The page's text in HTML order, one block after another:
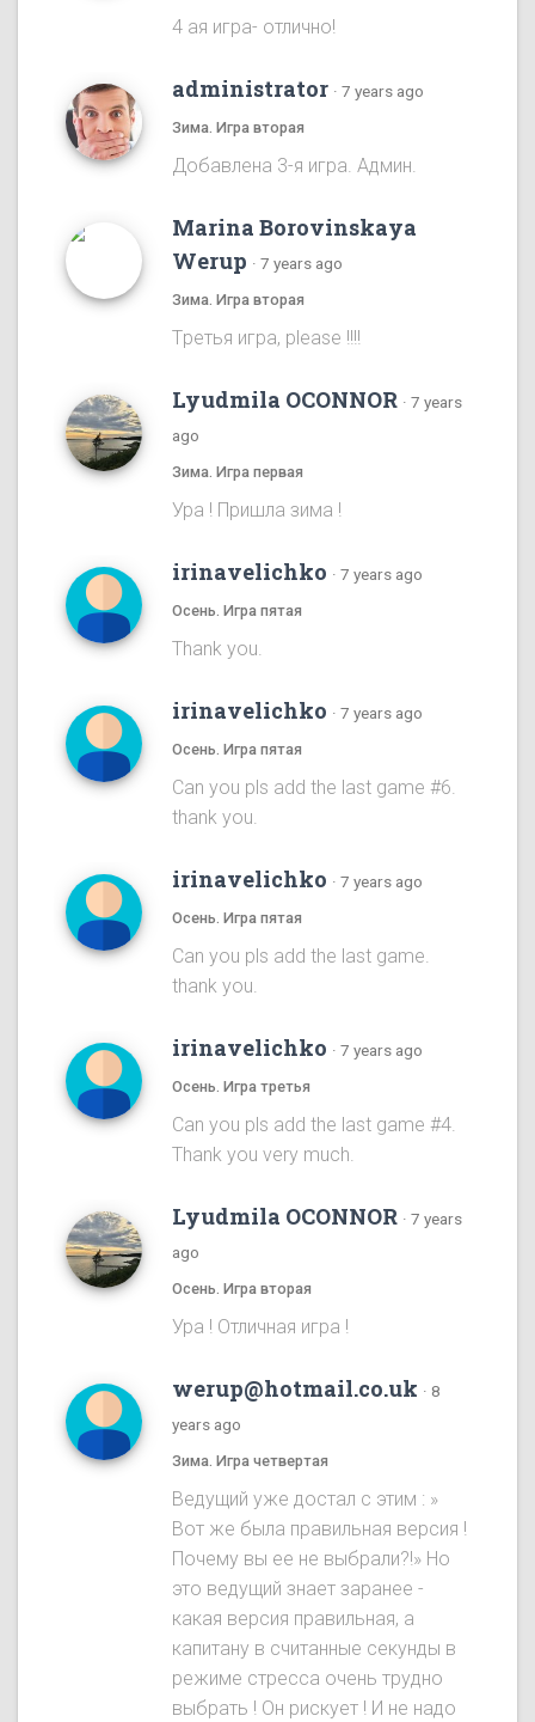
4 ая игра- отлично!
administrator · 7 years ago
Зима. Игра вторая
Добавлена 3-я игра. Админ.
Marina Borovinskaya
Werup · 7 years ago
Зима. Игра вторая
Tретья игра, please !!!!
Lyudmila OCONNOR · 7 years
ago
Зима. Игра первая
Ура ! Пришла зима !
irinavelichko · 7 years ago
Осень. Игра пятая
Thank you.
irinavelichko · 7 years ago
Осень. Игра пятая
Can you pls add the last game #6.
thank you.
irinavelichko · 7 years ago
Осень. Игра пятая
Can you pls add the last game.
thank you.
irinavelichko · 7 years ago
Осень. Игра третья
Can you pls add the last game #4.
Thank you very much.
Lyudmila OCONNOR · 7 years
ago
Осень. Игра вторая
Ура ! Отличная игра !
werup@hotmail.co.uk · 8
years ago
Зима. Игра четвертая
Ведущий уже достал с этим : »
Вот же была правильная версия !
Почему вы ее не выбрали?!» Но
это ведущий знает заранее -
какая версия правильная, а
капитану в считанные секунды в
режиме стресса очень трудно
выбрать ! Он рискует ! И не надо